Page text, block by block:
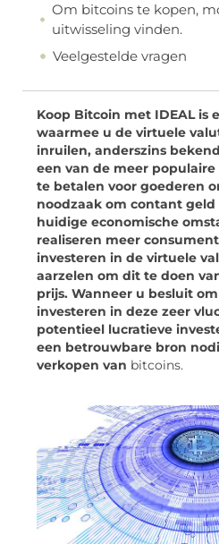
Om bitcoins te kopen,
uitwisseling vinden.
Veelgestelde vragen
Koop Bitcoin met IDEAL is
waarmee u de virtuele
inruilen, anderszins
een van de meer
te betalen voor goederen
noodzaak om contant
huidige economische
realiseren meer
investeren in de virtuele
aarzelen om dit te doen
prijs. Wanneer u besluit
investeren in deze zeer
potentieel lucratieve
een betrouwbare bron
verkopen van bitcoins.